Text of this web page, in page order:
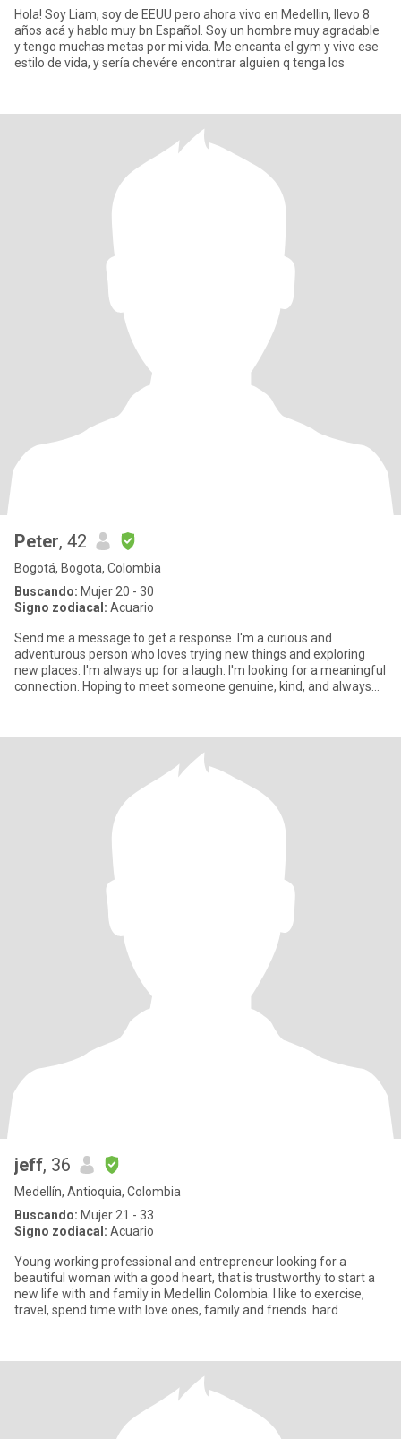
Hola! Soy Liam, soy de EEUU pero ahora vivo en Medellin, llevo 8
años acá y hablo muy bn Español. Soy un hombre muy agradable
y tengo muchas metas por mi vida. Me encanta el gym y vivo ese
estilo de vida, y sería chevére encontrar alguien q tenga los
Peter, 42
Bogotá, Bogota, Colombia
Buscando: Mujer 20 - 30
Signo zodiacal: Acuario
Send me a message to get a response. I'm a curious and
adventurous person who loves trying new things and exploring
new places. I'm always up for a laugh. I'm looking for a meaningful
connection. Hoping to meet someone genuine, kind, and always
jeff, 36
Medellín, Antioquia, Colombia
Buscando: Mujer 21 - 33
Signo zodiacal: Acuario
Young working professional and entrepreneur looking for a
beautiful woman with a good heart, that is trustworthy to start a
new life with and family in Medellin Colombia. I like to exercise,
travel, spend time with love ones, family and friends. hard